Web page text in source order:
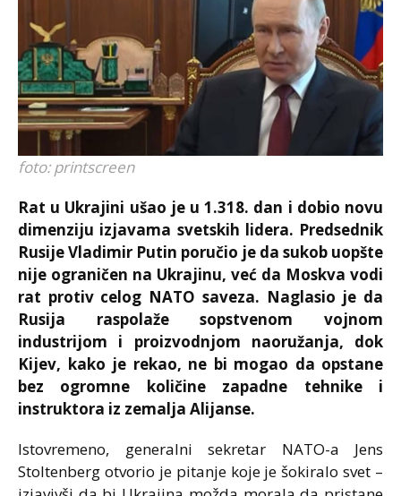
foto: printscreen
Rat u Ukrajini ušao je u 1.318. dan i dobio novu
dimenziju izjavama svetskih lidera. Predsednik
Rusije Vladimir Putin poručio je da sukob uopšte
nije ograničen na Ukrajinu, već da Moskva vodi
rat protiv celog NATO saveza. Naglasio je da
Rusija raspolaže sopstvenom vojnom
industrijom i proizvodnjom naoružanja, dok
Kijev, kako je rekao, ne bi mogao da opstane
bez ogromne količine zapadne tehnike i
instruktora iz zemalja Alijanse.
Istovremeno, generalni sekretar NATO-a Jens
Stoltenberg otvorio je pitanje koje je šokiralo svet –